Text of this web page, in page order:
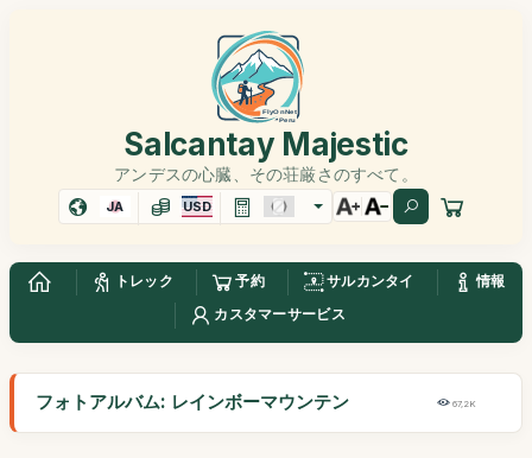
Salcantay Majestic
アンデスの心臓、その荘厳さのすべて。
JA USD
トレック 予約 サルカンタイ
情報
カスタマーサービス
フォトアルバム: レインボーマウンテン 67,2K